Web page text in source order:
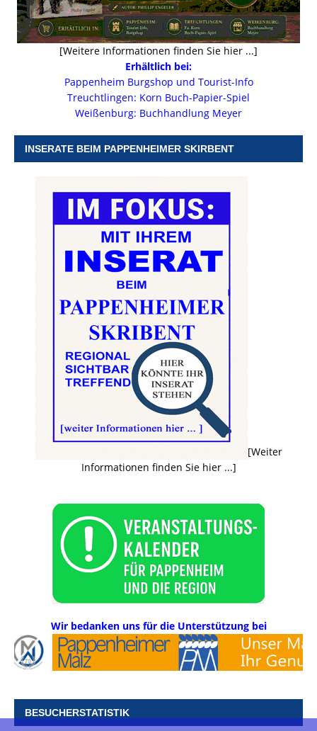
[Weitere Informationen finden Sie hier ...]
Erhältlich bei:
Pappenheim Burgshop und Tourist-Info
Treuchtlingen: Korn Buch-Papier-Spiel
Weißenburg: Buchhandlung Meyer
INSERATE BEIM PAPPENHEIMER SKIRBENT
[Weiter
Informationen finden Sie hier ...]
Wir bedanken uns für die Unterstützung bei
BESUCHERSTATISTIK